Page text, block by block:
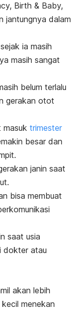
Birth & Baby,
jantungnya dalam
ia masih
masih sangat
belum terlalu
gerakan otot
masuk trimester
besar dan
janin saat
bisa membuat
saat usia
dokter atau
akan lebih
menekan